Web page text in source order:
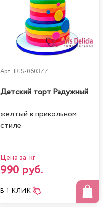
Арт. IRIS-0603ZZ
Детский торт Радужный
желтый в прикольном
стиле
Цена за кг
990 руб.
В 1 КЛИК